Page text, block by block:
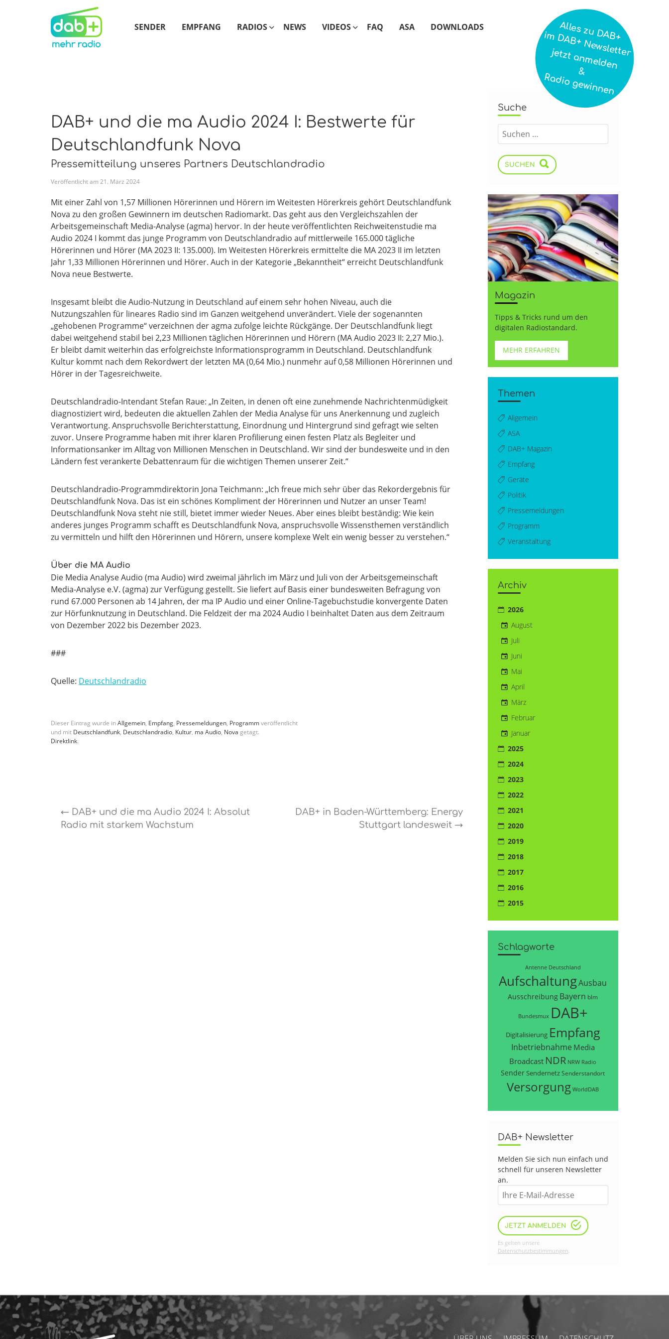
SENDER EMPFANG RADIOS NEWS VIDEOS FAQ ASA DOWNLOADS
DAB+ und die ma Audio 2024 I: Bestwerte für
Deutschlandfunk Nova
Pressemitteilung unseres Partners Deutschlandradio
Veröffentlicht am 21 . März 2024
Mit einer Zahl von 1,57 Millionen Hörerinnen und Hörern im Weitesten Hörerkreis gehört Deutschlandfunk
Nova zu den großen Gewinnern im deutschen Radiomarkt. Das geht aus den Vergleichszahlen der
Arbeitsgemeinschaft Media-Analyse (agma) hervor. In der heute veröffentlichten Reichweitenstudie ma
Audio 2024 I kommt das junge Programm von Deutschlandradio auf mittlerweile 165.000 tägliche
Hörerinnen und Hörer (MA 2023 II: 135.000). Im Weitesten Hörerkreis ermittelte die MA 2023 II im letzten
Jahr 1,33 Millionen Hörerinnen und Hörer. Auch in der Kategorie „Bekanntheit“ erreicht Deutschlandfunk
Nova neue Bestwerte.
Insgesamt bleibt die Audio-Nutzung in Deutschland auf einem sehr hohen Niveau, auch die
Nutzungszahlen für lineares Radio sind im Ganzen weitgehend unverändert. Viele der sogenannten
„gehobenen Programme“ verzeichnen der agma zufolge leichte Rückgänge. Der Deutschlandfunk liegt
dabei weitgehend stabil bei 2,23 Millionen täglichen Hörerinnen und Hörern (MA Audio 2023 II: 2,27 Mio.).
Er bleibt damit weiterhin das erfolgreichste Informationsprogramm in Deutschland. Deutschlandfunk
Kultur kommt nach dem Rekordwert der letzten MA (0,64 Mio.) nunmehr auf 0,58 Millionen Hörerinnen und
Hörer in der Tagesreichweite.
Deutschlandradio-Intendant Stefan Raue: „In Zeiten, in denen oft eine zunehmende Nachrichtenmüdigkeit
diagnostiziert wird, bedeuten die aktuellen Zahlen der Media Analyse für uns Anerkennung und zugleich
Verantwortung. Anspruchsvolle Berichterstattung, Einordnung und Hintergrund sind gefragt wie selten
zuvor. Unsere Programme haben mit ihrer klaren Profilierung einen festen Platz als Begleiter und
Informationsanker im Alltag von Millionen Menschen in Deutschland. Wir sind der bundesweite und in den
Ländern fest verankerte Debattenraum für die wichtigen Themen unserer Zeit.“
Deutschlandradio-Programmdirektorin Jona Teichmann: „Ich freue mich sehr über das Rekordergebnis für
Deutschlandfunk Nova. Das ist ein schönes Kompliment der Hörerinnen und Nutzer an unser Team!
Deutschlandfunk Nova steht nie still, bietet immer wieder Neues. Aber eines bleibt beständig: Wie kein
anderes junges Programm schafft es Deutschlandfunk Nova, anspruchsvolle Wissensthemen verständlich
zu vermitteln und hilft den Hörerinnen und Hörern, unsere komplexe Welt ein wenig besser zu verstehen.“
Über die MA Audio
Die Media Analyse Audio (ma Audio) wird zweimal jährlich im März und Juli von der Arbeitsgemeinschaft
Media-Analyse e.V. (agma) zur Verfügung gestellt. Sie liefert auf Basis einer bundesweiten Befragung von
rund 67.000 Personen ab 14 Jahren, der ma IP Audio und einer Online-Tagebuchstudie konvergente Daten
zur Hörfunknutzung in Deutschland. Die Feldzeit der ma 2024 Audio I beinhaltet Daten aus dem Zeitraum
von Dezember 2022 bis Dezember 2023.
###
Quelle: Deutschlandradio
Dieser Eintrag wurde inAllgemein, Empfang, Pressemeldungen, Programmveröffentlicht
und mit Deutschlandfunk, Deutschlandradio, Kultur, ma Audio, Nova getagt.
Direktlink.
← DAB+ und die ma Audio 2024 I: Absolut
Radio mit starkem Wachstum
DAB+ in Baden-Württemberg: Energy
Stuttgart landesweit →
Suche
SUCHEN
Magazin
Tipps & Tricks rund um den
digitalen Radiostandard.
MEHR ERFAHREN
Themen
Allgemein
ASA
DAB+ Magazin
Empfang
Geräte
Politik
Pressemeldungen
Programm
Veranstaltung
Archiv
2026
August
Juli
Juni
Mai
April
März
Februar
Januar
2025
2024
2023
2022
2021
2020
2019
2018
2017
2016
2015
Schlagworte
Antenne Deutschland
AufschaltungAusbau
Ausschreibung Bayern blm
Bundesmux DAB+
Digitalisierung Empfang
Inbetriebnahme Media
Broadcast NDR NRW Radio
SenderSendernetzSenderstandort
Versorgung WorldDAB
DAB+ Newsletter
Melden Sie sich nun einfach und
schnell für unseren Newsletter
an.
JETZT ANMELDEN
Es gelten unsere
Datenschutzbestimmungen.
Alles zu DAB+
im DAB+ Newsletter
jetzt anmelden
&
Radio gewinnen